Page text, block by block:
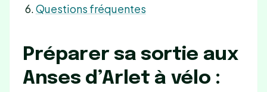
Questions fréquentes
Préparer sa sortie aux
Anses d’Arlet à vélo :